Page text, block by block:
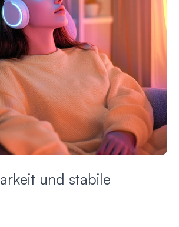
und stabile